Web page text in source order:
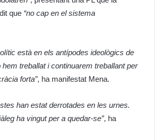
que “no cap en el sistema
està en els antípodes ideològics de
treballat i continuarem treballant per
forta”, ha manifestat Mena.
han estat derrotades en les urnes.
ha vingut per a quedar-se”, ha